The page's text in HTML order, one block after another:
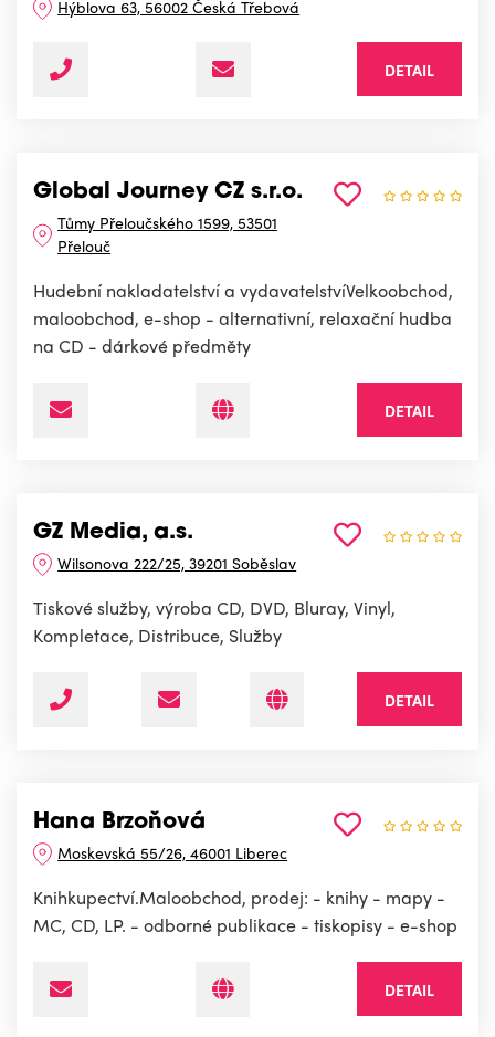
Hýblova 63, 56002 Česká Třebová
DETAIL
Global Journey CZ s.r.o.
Tůmy Přeloučského 1599, 53501
Přelouč
Hudební nakladatelství a vydavatelstvíVelkoobchod,
maloobchod, e-shop - alternativní, relaxační hudba
na CD - dárkové předměty
DETAIL
GZ Media, a.s.
Wilsonova 222/25, 39201 Soběslav
Tiskové služby, výroba CD, DVD, Bluray, Vinyl,
Kompletace, Distribuce, Služby
DETAIL
Hana Brzoňová
Moskevská 55/26, 46001 Liberec
Knihkupectví.Maloobchod, prodej: - knihy - mapy -
MC, CD, LP. - odborné publikace - tiskopisy - e-shop
DETAIL